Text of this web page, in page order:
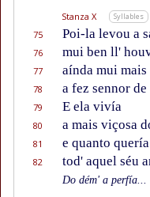
Stanza X Syllables
75 Poi-la levou a
76 mui ben ll'
77 aínda mui mais
78 a fez sennor
79 E ela vivía
80 a mais viçosa
81 e quanto quería
82 tod' aquel séu
Do dém' a perfía...